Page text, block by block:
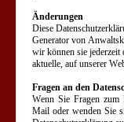
Änderungen
Diese
Generator von
wir können sie jederzeit
aktuelle, auf unserer
Fragen an den
Wenn Sie Fragen zum
Mail oder wenden Sie